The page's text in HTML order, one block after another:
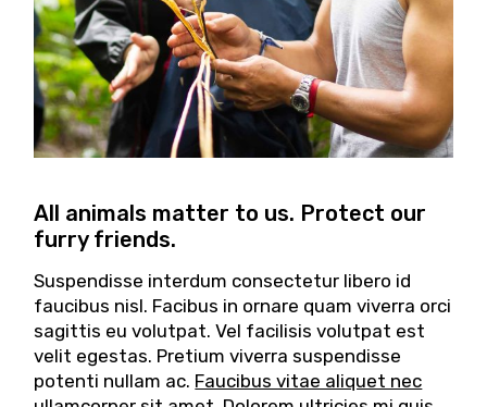
All animals matter to us. Protect our
furry friends.
Suspendisse interdum consectetur libero id
faucibus nisl. Facibus in ornare quam viverra orci
sagittis eu volutpat. Vel facilisis volutpat est
velit egestas. Pretium viverra suspendisse
potenti nullam ac. Faucibus vitae aliquet nec